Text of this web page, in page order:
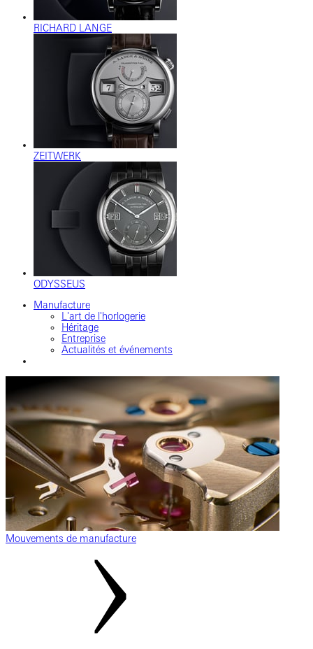
RICHARD LANGE
ZEITWERK
ODYSSEUS
Manufacture
L'art de l'horlogerie
Héritage
Entreprise
Actualités et événements
Mouvements de manufacture